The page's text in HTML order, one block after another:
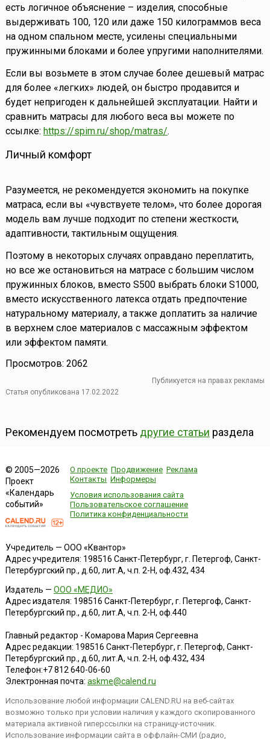
есть логичное объяснение – изделия, способные
выдерживать 100, 120 или даже 150 килограммов веса
на одном спальном месте, усилены специальными
пружинными блоками и более упругими наполнителями.
Если вы возьмете в этом случае более дешевый матрас
для более «легких» людей, он быстро продавится и
будет непригоден к дальнейшей эксплуатации. Найти и
сравнить матрасы для любого веса вы можете по
ссылке: https://spim.ru/shop/matras/.
Личный комфорт
Разумеется, не рекомендуется экономить на покупке
матраса, если вы «чувствуете телом», что более дорогая
модель вам лучше подходит по степени жесткости,
адаптивности, тактильным ощущения.
Поэтому в некоторых случаях оправдано переплатить,
но все же остановиться на матрасе с большим числом
пружинных блоков, вместо S500 выбрать блоки S1000,
вместо искусственного латекса отдать предпочтение
натуральному материалу, а также доплатить за наличие
в верхнем слое материалов с массажным эффектом
или эффектом памяти.
Просмотров: 2062
Публикуется на правах рекламы
Статья опубликована 17.02.2022
Рекомендуем посмотреть другие статьи раздела
© 2005—2026
Проект
«Календарь
событий»
О проекте Продвижение Реклама
Контакты Информеры
Условия использования сайта
Пользовательское соглашение
Политика конфиденциальности
Учредитель — ООО «Квантор»
Адрес учредителя: 198516 Санкт-Петербург, г. Петергоф, Санкт-
Петербургский пр., д.60, лит.А, ч.п. 2-Н, оф.432, 434
Издатель — ООО «МЕДИО»
Адрес издателя: 198516 Санкт-Петербург, г. Петергоф, Санкт-
Петербургский пр., д.60, лит.А, ч.п. 2-Н, оф.440
Главный редактор - Комарова Мария Сергеевна
Адрес редакции: 198516 Санкт-Петербург, г. Петергоф, Санкт-
Петербургский пр., д.60, лит.А, ч.п. 2-Н, оф.432, 434
Телефон:+7 812 640-06-60
Электронная почта: askme@calend.ru
Использование любой информации CALEND.RU на веб-сайтах
возможно только при условии наличия у каждого скопированного
материала активной гиперссылки на страницу-источник.
Использование информации сайта в оффлайн-СМИ (радио,